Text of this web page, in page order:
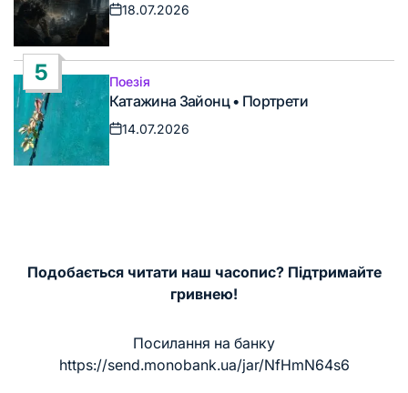
Дата
запису
18.07.2026
5
Опублікувати
у
Поезія
Катажина Зайонц • Портрети
Дата
14.07.2026
Подобається читати наш часопис? Підтримайте
гривнею!
Посилання на банку
https://send.monobank.ua/jar/NfHmN64s6